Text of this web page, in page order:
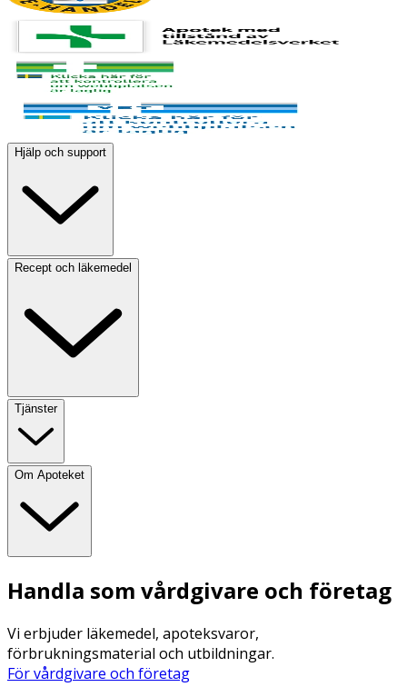
Hjälp och support
Recept och läkemedel
Tjänster
Om Apoteket
Handla som vårdgivare och företag
Vi erbjuder läkemedel, apoteksvaror,
förbrukningsmaterial och utbildningar.
För vårdgivare och företag